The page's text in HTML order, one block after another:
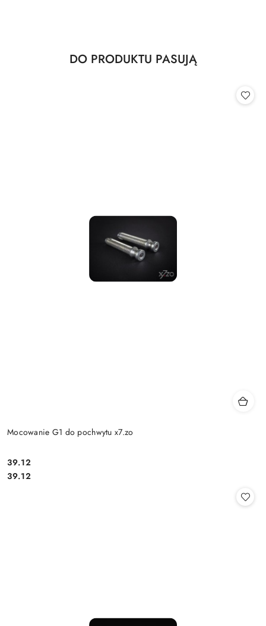
Pomiń karuzelę produktów
Produkty
DO PRODUKTU PASUJĄ
Mocowanie G1 do pochwytu x7.zo
Cena:
39.12
Cena:
39.12